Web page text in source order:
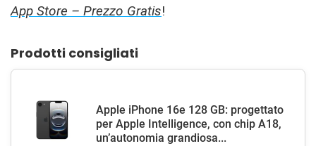
App Store – Prezzo Gratis!
Prodotti consigliati
Apple iPhone 16e 128 GB: progettato
per Apple Intelligence, con chip A18,
un’autonomia grandiosa...